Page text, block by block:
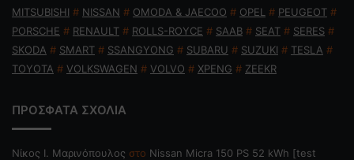
MITSUBISHI # NISSAN # OMODA & JAECOO # OPEL # PEUGEOT #
PORSCHE # RENAULT # ROLLS-ROYCE # SAAB # SEAT # SERES #
SKODA # SMART # SSANGYONG # SUBARU # SUZUKI # TESLA #
TOYOTA # VOLKSWAGEN # VOLVO # XPENG # ZEEKR
ΠΡΟΣΦΑΤΑ ΣΧΟΛΙΑ
Nίκος Ι. Mαρινόπουλος στο Nissan Micra 150 PS 52 kWh [test